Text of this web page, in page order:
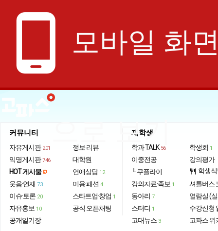
phone_android 모바일 화
으로 보기
커뮤니티
자유게시판 201
익명게시판 746
HOT 게시물
웃음·연재 73
이슈·토론 20
자유홍보 10
공개일기장
정보·리뷰
대학원
연애상담 12
미용·패션 4
스타트업·창업 1
공식 오픈채팅
재학생
학과 TALK 56
이중전공
└ 쿠플라이
강의자료·족보 1
동아리 7
스터디 1
고대뉴스 3
학생회 1
강의평가
restaurant 학생
셔틀버스
열람실 (
수강신청
고파스 위